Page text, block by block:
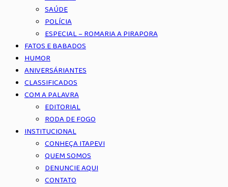
SAÚDE
POLÍCIA
ESPECIAL – ROMARIA A PIRAPORA
FATOS E BABADOS
HUMOR
ANIVERSÁRIANTES
CLASSIFICADOS
COM A PALAVRA
EDITORIAL
RODA DE FOGO
INSTITUCIONAL
CONHEÇA ITAPEVI
QUEM SOMOS
DENUNCIE AQUI
CONTATO